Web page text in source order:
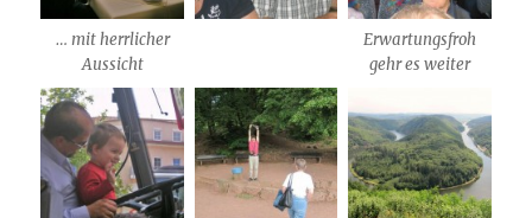
… mit herrlicher
Aussicht
Erwartungsfroh
gehr es weiter